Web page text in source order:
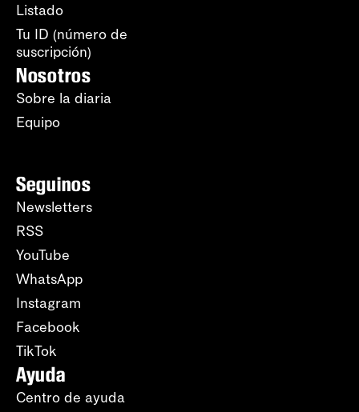
Listado
Tu ID (número de
suscripción)
Nosotros
Sobre la diaria
Equipo
Seguinos
Newsletters
RSS
YouTube
WhatsApp
Instagram
Facebook
TikTok
Ayuda
Centro de ayuda